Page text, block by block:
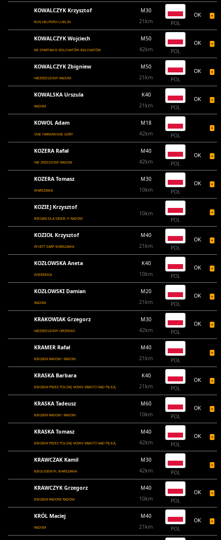
KOWALCZYK Krzysztof
RUN HELPERSI LUBLIN
M30
21km
POL
OK
KOWALCZYK Wojciech
KB SPARTAKUS BEŁCHATÓW BEŁCHATÓW
M50
42km
POL
OK
KOWALCZYK Zbigniew
NIEZRZESZONY RADOM
M50
21km
POL
OK
KOWALSKA Urszula
RADOM
K40
21km
POL
OK
KOWOL Adam
OVB TARNOWSKIE GÓRY
M18
42km
POL
KOZERA Rafał
NIE ZRZESZONY RADOM
M40
42km
POL
OK
KOZERA Tomasz
WARSZAWA
M30
10km
POL
OK
KOZIEJ Krzysztof
BIEGAM DLA SIEBIE !!! RADOM
10km
POL
KOZIOŁ Krzysztof
WYATT EARP WARSZAWA
M40
21km
POL
OK
KOZŁOWSKA Aneta
WIERZBICA
K40
10km
POL
OK
KOZŁOWSKI Damian
RADOM
M20
21km
POL
OK
KRAKOWIAK Grzegorz
NIEZRZESZONY OROŃSKO
M30
42km
POL
OK
KRAMER Rafał
BIEGIEM RADOM ! RADOM
M40
21km
POL
KRASKA Barbara
BIEGIEM PRZEZ POLSKĘ NOWE MIASTO NAD PILICĄ
K40
21km
POL
OK
KRASKA Tadeusz
BIEGIEM RADOM ! RADOM
M60
10km
POL
OK
KRASKA Tomasz
BIEGIEM PRZEZ POLSKĘ NOWE MIASTO NAD PILICĄ
M40
42km
POL
OK
KRAWCZAK Kamil
BIEGUSIEM.PL WARSZAWA
M30
42km
POL
KRAWCZYK Grzegorz
BIEGIEM RADOM! RADOM
M40
10km
POL
OK
KRÓL Maciej
RADOM
M40
21km
POL
OK